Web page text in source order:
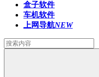
盒子软件
车机软件
上网导航NEW